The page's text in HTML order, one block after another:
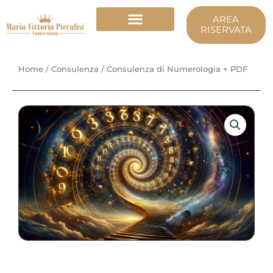
contenuto
AREA
RISERVATA
Home / Consulenza / Consulenza di Numerologia + PDF